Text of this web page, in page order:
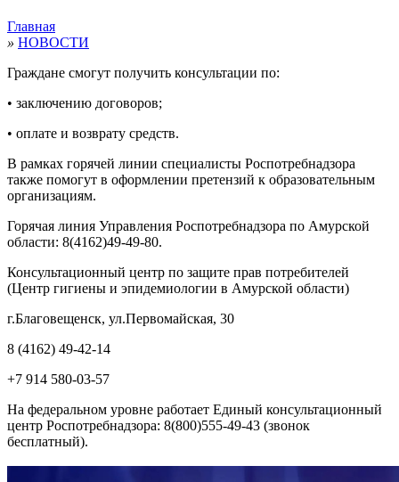
Главная
» НОВОСТИ
Граждане смогут получить консультации по:
• заключению договоров;
• оплате и возврату средств.
В рамках горячей линии специалисты Роспотребнадзора
также помогут в оформлении претензий к образовательным
организациям.
Горячая линия Управления Роспотребнадзора по Амурской
области: 8(4162)49-49-80.
Консультационный центр по защите прав потребителей
(Центр гигиены и эпидемиологии в Амурской области)
г.Благовещенск, ул.Первомайская, 30
8 (4162) 49-42-14
+7 914 580-03-57
На федеральном уровне работает Единый консультационный
центр Роспотребнадзора: 8(800)555-49-43 (звонок
бесплатный).